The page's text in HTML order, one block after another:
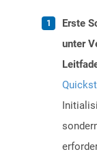
Erste
unter